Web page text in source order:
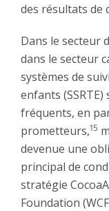
des résultats de
Dans le secteur
dans le secteur
systèmes de
enfants
fréquents, en
prometteurs,15
devenue une
principal de
stratégie
Foundation